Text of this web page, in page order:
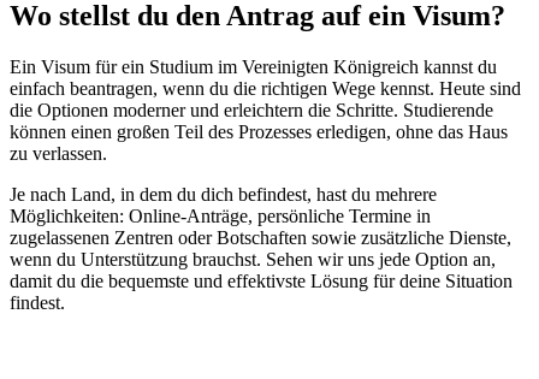
Wo stellst du den Antrag auf ein Visum?
Ein Visum für ein Studium im Vereinigten Königreich kannst du
einfach beantragen, wenn du die richtigen Wege kennst. Heute sind
die Optionen moderner und erleichtern die Schritte. Studierende
können einen großen Teil des Prozesses erledigen, ohne das Haus
zu verlassen.
Je nach Land, in dem du dich befindest, hast du mehrere
Möglichkeiten: Online-Anträge, persönliche Termine in
zugelassenen Zentren oder Botschaften sowie zusätzliche Dienste,
wenn du Unterstützung brauchst. Sehen wir uns jede Option an,
damit du die bequemste und effektivste Lösung für deine Situation
findest.